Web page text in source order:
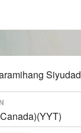
Siyudad